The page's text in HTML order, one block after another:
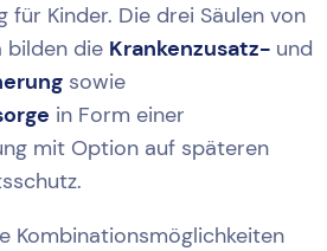
für Kinder. Die drei Säulen von
bilden die Krankenzusatz- und
sowie
in Form einer
mit Option auf späteren
Kombinationsmöglichkeiten